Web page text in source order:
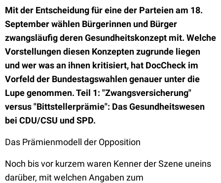
Mit der Entscheidung für eine der Parteien am 18.
September wählen Bürgerinnen und Bürger
zwangsläufig deren Gesundheitskonzept mit. Welche
Vorstellungen diesen Konzepten zugrunde liegen
und wer was an ihnen kritisiert, hat DocCheck im
Vorfeld der Bundestagswahlen genauer unter die
Lupe genommen. Teil 1: "Zwangsversicherung"
versus "Bittstellerprämie": Das Gesundheitswesen
bei CDU/CSU und SPD.
Das Prämienmodell der Opposition
Noch bis vor kurzem waren Kenner der Szene uneins
darüber, mit welchen Angaben zum